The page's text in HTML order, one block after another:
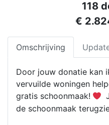
118
€
Omschrijving
Door jouw donatie kan
vervuilde woningen
gratis schoonmaak!
de schoonmaak